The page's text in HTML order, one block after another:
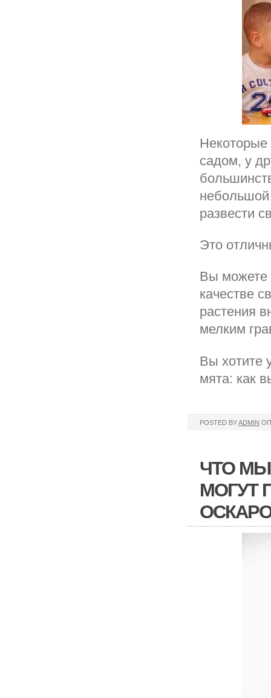
Некоторые
садом, у
развести
Это
Вы можете
качестве
растения
мелким
Вы хотите
мята: как
POSTED BYADMIN
ЧТО
МОГУТ